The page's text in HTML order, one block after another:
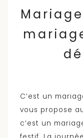
C’est un
vous propose
c’est un